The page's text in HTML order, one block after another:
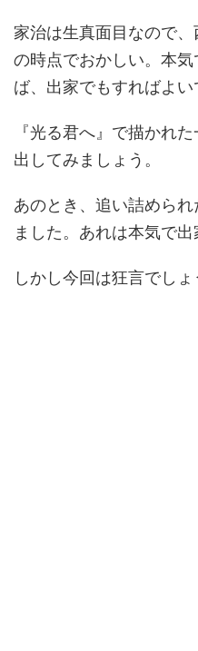
家治は生真面目なので
の時点でおかしい。本
ば、出家でもすればよい
『光る君へ』で描かれ
出してみましょう。
あのとき、追い詰めら
ました。あれは本気で出
しかし今回は狂言でしょ